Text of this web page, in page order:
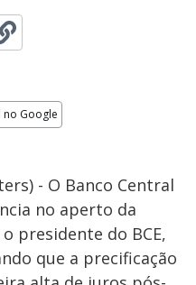
Google
- O Banco Central
no aperto da
presidente do BCE,
que a precificação